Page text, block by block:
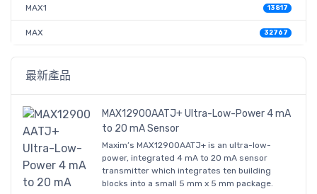
MAX1 13817
MAX 32767
最新產品
MAX12900AATJ+ Ultra-Low-Power 4 mA
to 20 mA Sensor
Maxim’s MAX12900AATJ+ is an ultra-low-
power, integrated 4 mA to 20 mA sensor
transmitter which integrates ten building
blocks into a small 5 mm x 5 mm package.